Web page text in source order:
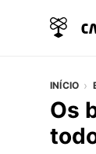
INÍCIO
Os